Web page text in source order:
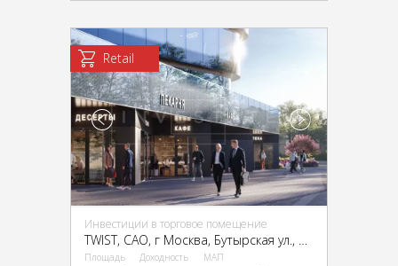
Retail
Инвестиции в торговое помещение
Площадь Доходность МАП